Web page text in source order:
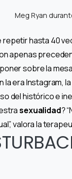
Meg Ryan
repetir hasta 40
apenas
sobre la
era Instagram,
del histórico e
sexualidad?
valora la